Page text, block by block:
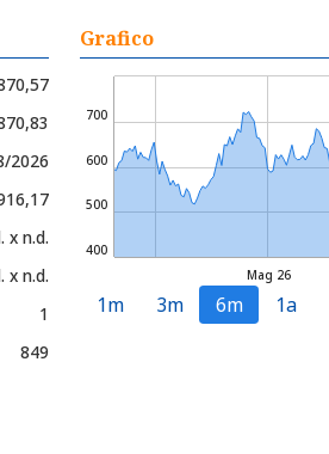
2026
x n.d.
x n.d.
1
849
Grafico
Mag 26
400
500
600
700
1m 3m 6m 1a